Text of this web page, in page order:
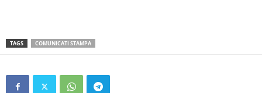
TAGS COMUNICATI STAMPA